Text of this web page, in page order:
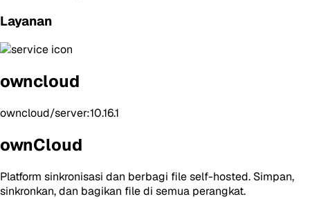
Layanan
owncloud
owncloud/server:10.16.1
ownCloud
Platform sinkronisasi dan berbagi file self-hosted. Simpan,
sinkronkan, dan bagikan file di semua perangkat.